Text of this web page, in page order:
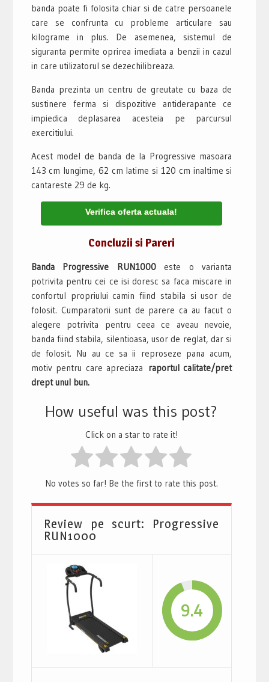
banda poate fi folosita chiar si de catre persoanele
care se confrunta cu probleme articulare sau
kilograme in plus. De asemenea, sistemul de
siguranta permite oprirea imediata a benzii in cazul
in care utilizatorul se dezechilibreaza.
Banda prezinta un centru de greutate cu baza de
sustinere ferma si dispozitive antiderapante ce
impiedica deplasarea acesteia pe parcursul
exercitiului.
Acest model de banda de la Progressive masoara
143 cm lungime, 62 cm latime si 120 cm inaltime si
cantareste 29 de kg.
Verifica oferta actuala!
Concluzii si Pareri
Banda Progressive RUN1000este o varianta
potrivita pentru cei ce isi doresc sa faca miscare in
confortul propriului camin fiind stabila si usor de
folosit. Cumparatorii sunt de parere ca au facut o
alegere potrivita pentru ceea ce aveau nevoie,
banda fiind stabila, silentioasa, usor de reglat, dar si
de folosit. Nu au ce sa ii reproseze pana acum,
motiv pentru care apreciaza raportul calitate/pret
drept unul bun.
How useful was this post?
Click on a star to rate it!
No votes so far! Be the first to rate this post.
Review pe scurt: Progressive
RUN1000
9.4